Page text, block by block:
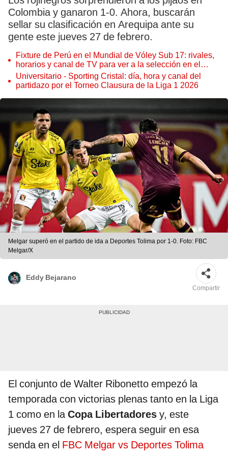
Colombia y ganaron 1-0. Ahora, buscarán
sellar su clasificación en Arequipa ante su
gente este jueves 27 de febrero.
Fixture de Perú en el Mundial de Vóley Sub 17: rivales,
horarios y canal de TV para ver a la selección en el
torneo
Universitario - Sporting Cristal: día, hora y canal del
partidazo por el Torneo Clausura de la Liga 1 2026
Melgar superó en el partido de ida a Deportes Tolima por 1-0. Foto: FBC
Melgar/X
Eddy Bejarano
Compartir
El conjunto de Walter Ribonetto empezó la
temporada con victorias plenas tanto en la Liga
1 como en laCopa Libertadores y, este
jueves 27 de febrero, espera seguir en esa
senda en el FBC Melgar vs Deportes Tolima